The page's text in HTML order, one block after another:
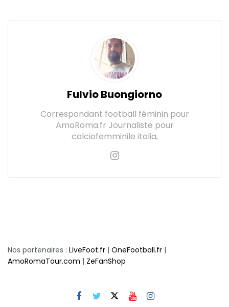
Fulvio Buongiorno
Correspondant football féminin pour
AmoRoma.fr Journaliste pour
calciofemminile italia,
Nos partenaires : LiveFoot.fr | OneFootball.fr |
AmoRomaTour.com | ZeFanShop